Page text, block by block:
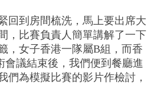
回到房間梳洗，馬上要出席大
，比賽負責人簡單講解了一下
，女子香港一隊屬B組，而香
會議結束後，我們便到餐廳進
們為模擬比賽的影片作檢討，